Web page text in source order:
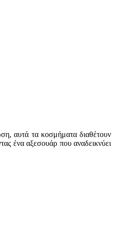
αυτά τα κοσμήματα διαθέτουν
ένα αξεσουάρ που αναδεικνύει